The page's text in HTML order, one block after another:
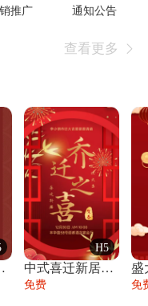
推广 通知公告
查看更多 
礼请柬请帖
H5
中式喜迁新居乔迁之喜邀请函宴会请帖
免费 免